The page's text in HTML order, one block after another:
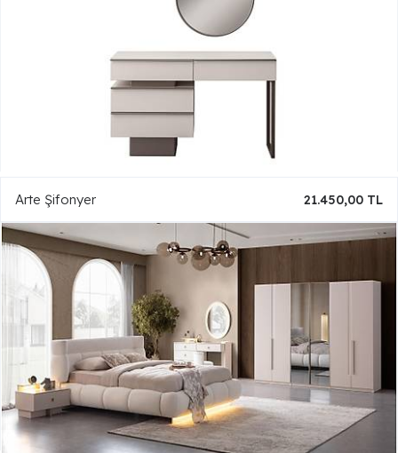
Arte Şifonyer 21.450,00 TL